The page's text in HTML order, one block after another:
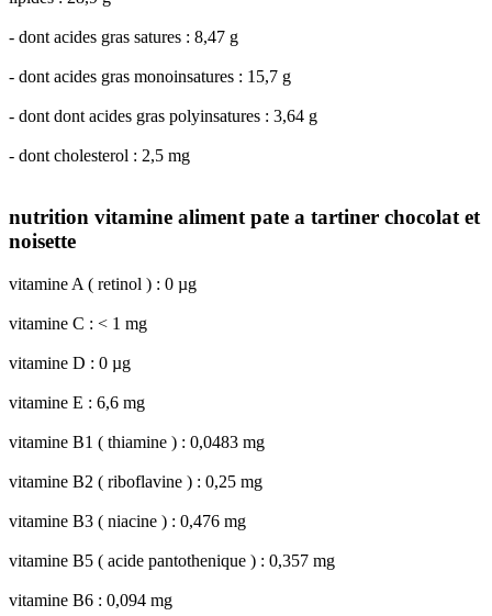
- dont acides gras satures : 8,47 g
- dont acides gras monoinsatures : 15,7 g
- dont dont acides gras polyinsatures : 3,64 g
- dont cholesterol : 2,5 mg
nutrition vitamine aliment pate a tartiner chocolat et
noisette
vitamine A ( retinol ) : 0 µg
vitamine C : < 1 mg
vitamine D : 0 µg
vitamine E : 6,6 mg
vitamine B1 ( thiamine ) : 0,0483 mg
vitamine B2 ( riboflavine ) : 0,25 mg
vitamine B3 ( niacine ) : 0,476 mg
vitamine B5 ( acide pantothenique ) : 0,357 mg
vitamine B6 : 0,094 mg